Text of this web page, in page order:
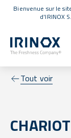
Bienvenue sur le
d'IRINOX
Tout voir